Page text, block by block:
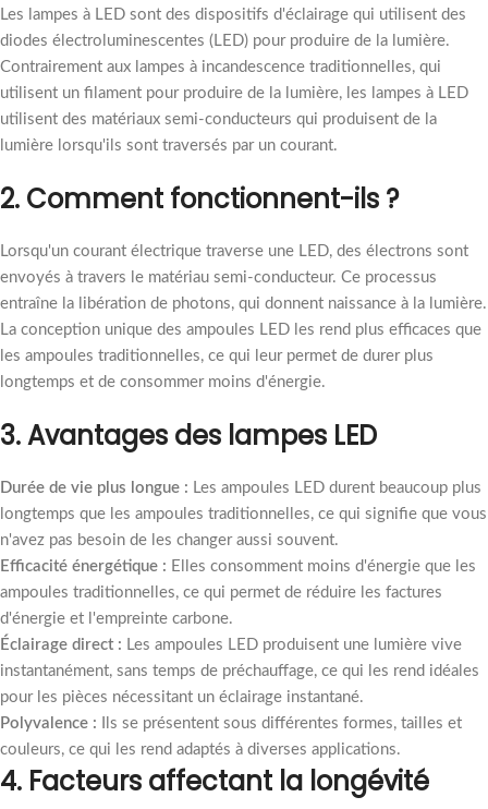
Les lampes à LED sont des dispositifs d'éclairage qui utilisent des
diodes électroluminescentes (LED) pour produire de la lumière.
Contrairement aux lampes à incandescence traditionnelles, qui
utilisent un filament pour produire de la lumière, les lampes à LED
utilisent des matériaux semi-conducteurs qui produisent de la
lumière lorsqu'ils sont traversés par un courant.
2. Comment fonctionnent-ils ?
Lorsqu'un courant électrique traverse une LED, des électrons sont
envoyés à travers le matériau semi-conducteur. Ce processus
entraîne la libération de photons, qui donnent naissance à la lumière.
La conception unique des ampoules LED les rend plus efficaces que
les ampoules traditionnelles, ce qui leur permet de durer plus
longtemps et de consommer moins d'énergie.
3.Avantages des lampes LED
Durée de vie plus longue : Les ampoules LED durent beaucoup plus
longtemps que les ampoules traditionnelles, ce qui signifie que vous
n'avez pas besoin de les changer aussi souvent.
Efficacité énergétique : Elles consomment moins d'énergie que les
ampoules traditionnelles, ce qui permet de réduire les factures
d'énergie et l'empreinte carbone.
Éclairage direct : Les ampoules LED produisent une lumière vive
instantanément, sans temps de préchauffage, ce qui les rend idéales
pour les pièces nécessitant un éclairage instantané.
Polyvalence : Ils se présentent sous différentes formes, tailles et
couleurs, ce qui les rend adaptés à diverses applications.
4. Facteurs affectant la longévité